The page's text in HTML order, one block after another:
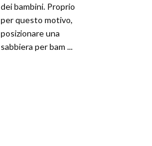
dei bambini. Proprio
per questo motivo,
posizionare una
sabbiera per bam ...